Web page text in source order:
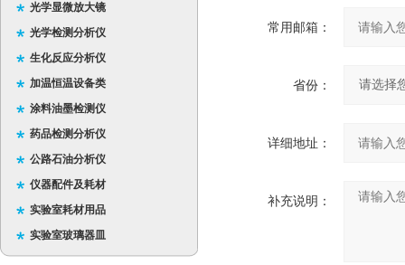
光学显微放大镜
光学检测分析仪
生化反应分析仪
加温恒温设备类
涂料油墨检测仪
药品检测分析仪
公路石油分析仪
仪器配件及耗材
实验室耗材用品
实验室玻璃器皿
常用邮箱：
省份：
详细地址：
补充说明：